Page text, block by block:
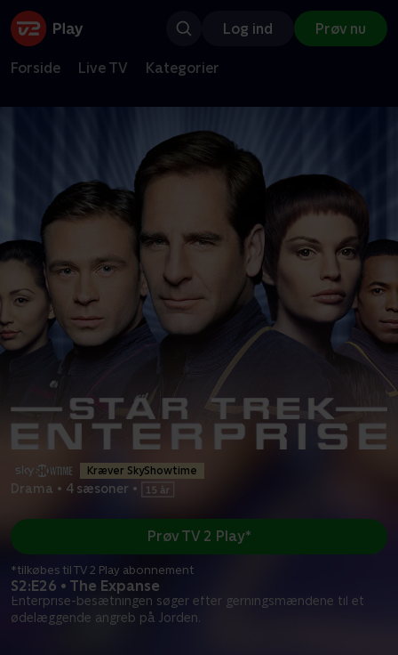
Log ind Prøv nu
Forside Live TV Kategorier
Kræver SkyShowtime
Drama • 4 sæsoner •
S2:E26 • The Expanse
Enterprise-besætningen søger efter gerningsmændene til et
ødelæggende angreb på Jorden.
Prøv TV 2 Play*
*tilkøbes til TV 2 Play abonnement